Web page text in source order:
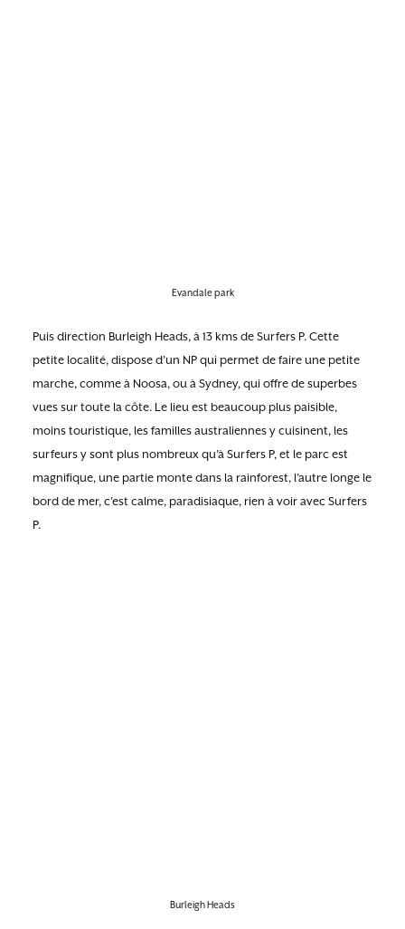
Evandale park
Puis direction Burleigh Heads, à 13 kms de Surfers P. Cette
petite localité, dispose d’un NP qui permet de faire une petite
marche, comme à Noosa, ou à Sydney, qui offre de superbes
vues sur toute la côte. Le lieu est beaucoup plus paisible,
moins touristique, les familles australiennes y cuisinent, les
surfeurs y sont plus nombreux qu’à Surfers P, et le parc est
magnifique, une partie monte dans la rainforest, l’autre longe le
bord de mer, c’est calme, paradisiaque, rien à voir avec Surfers
P.
Burleigh Heads